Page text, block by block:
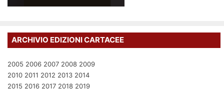
ARCHIVIO EDIZIONI CARTACEE
2005 2006 2007 2008 2009
2010 2011 2012 2013 2014
2015 2016 2017 2018 2019